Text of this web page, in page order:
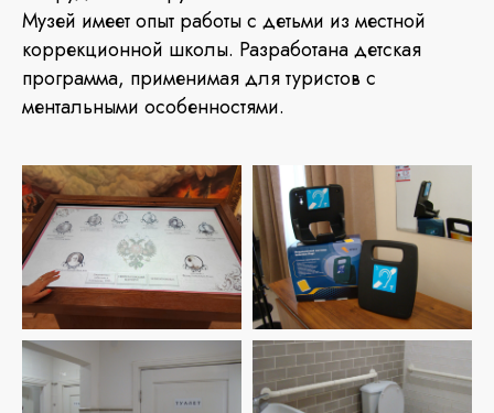
Музей имеет опыт работы с детьми из местной
коррекционной школы. Разработана детская
программа, применимая для туристов с
ментальными особенностями.